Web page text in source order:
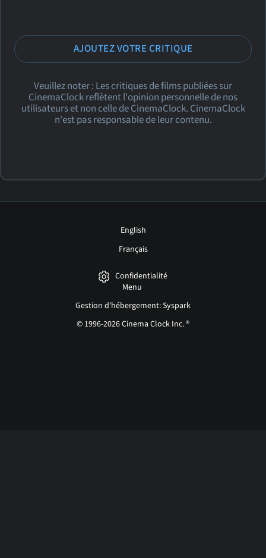
AJOUTEZ VOTRE CRITIQUE
Veuillez noter : Les critiques de films publiées sur
CinemaClock reflètent l'opinion personnelle de nos
utilisateurs et non celle de CinemaClock. CinemaClock
n'est pas responsable de leur contenu.
English
Français
Confidentialité
Menu
Gestion d'hébergement: Syspark
© 1996-2026 Cinema Clock Inc. ®